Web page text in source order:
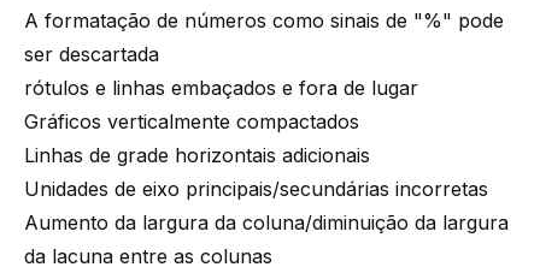
A formatação de números como sinais de "%" pode
ser descartada
rótulos e linhas embaçados e fora de lugar
Gráficos verticalmente compactados
Linhas de grade horizontais adicionais
Unidades de eixo principais/secundárias incorretas
Aumento da largura da coluna/diminuição da largura
da lacuna entre as colunas